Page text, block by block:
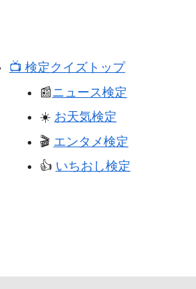
📺️ 検定クイズトップ
📰ニュース検定
☀️ お天気検定
🎬️ エンタメ検定
👍️ いちおし検定